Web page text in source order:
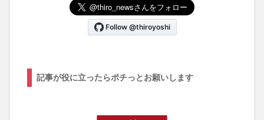
記事が役に立ったらポチっとお願いします